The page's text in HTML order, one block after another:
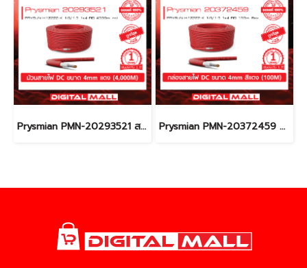
Prysmian PMN-20293521 สายไฟ Solar (Solar Cable) Prysmian PMN-20372459 สายไฟ Solar (Solar Cable)